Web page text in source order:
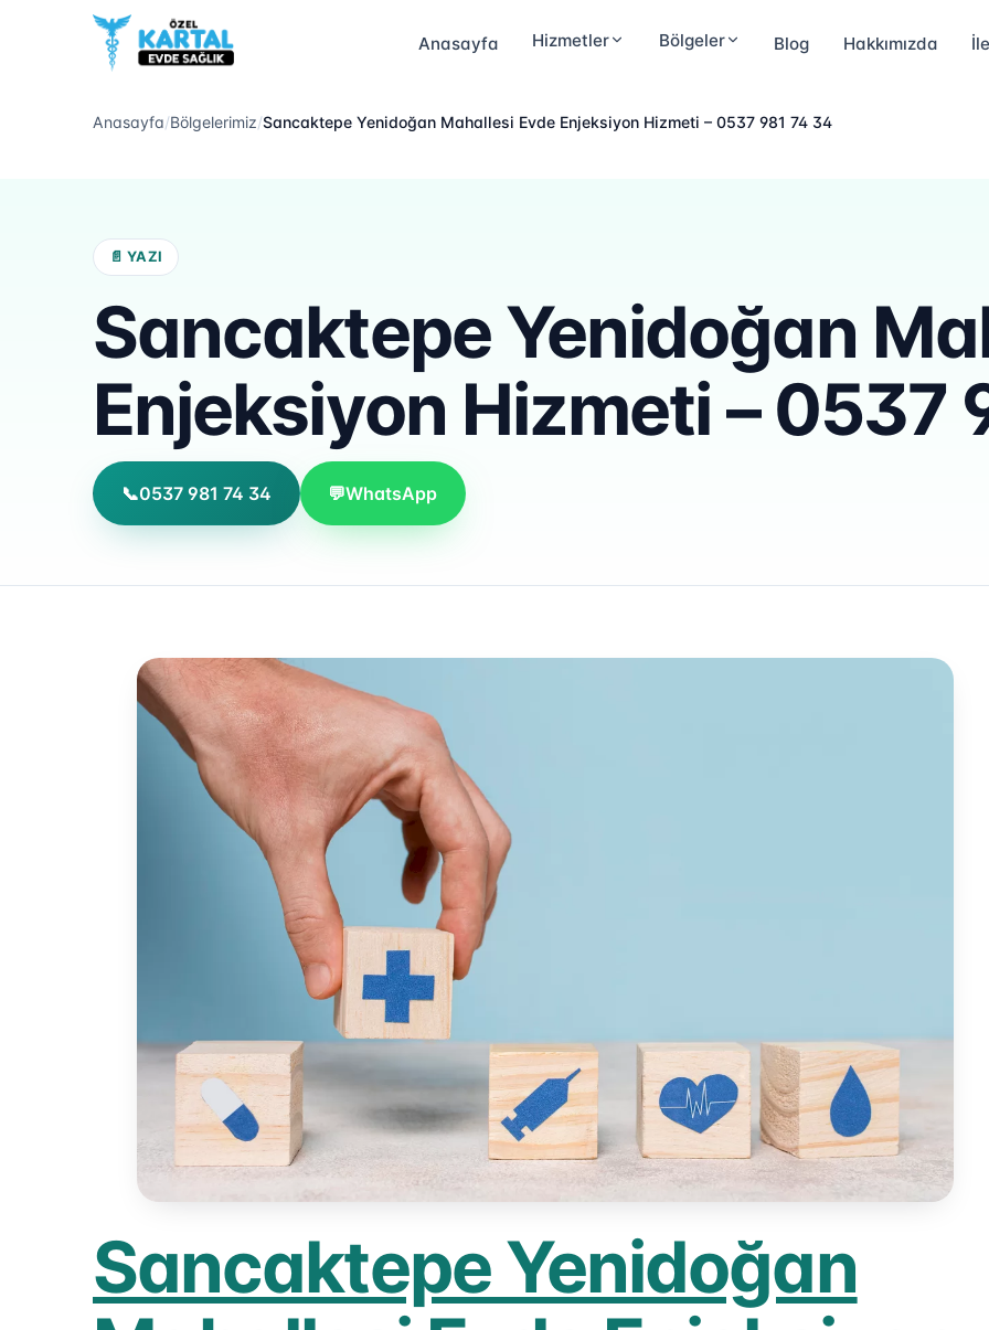
Anasayfa Hizmetler Bölgeler Blog Hakkımızda
Anasayfa/Bölgelerimiz/Sancaktepe Yenidoğan Mahallesi Evde Enjeksiyon Hizmeti – 0537 981 74 34
📄 YAZI
Sancaktepe Yenidoğan
Enjeksiyon Hizmeti – 0537
📞0537 981 74 34 💬WhatsApp
Sancaktepe Yenidoğan